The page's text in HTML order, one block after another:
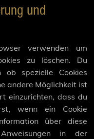
und
verwenden um
zu löschen. Du
ob spezielle Cookies
andere Möglichkeit ist
einzurichten, dass du
wenn ein Cookie
über diese
in der